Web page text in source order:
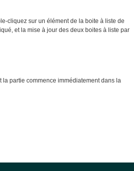
cliquez sur un élément de la boite à liste de
et la mise à jour des deux boites à liste par
partie commence immédiatement dans la